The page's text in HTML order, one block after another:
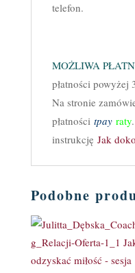
telefon.
MOŻLIWA
płatności powyżej
Na stronie
płatności tpay raty
instrukcję Jak
Podobne